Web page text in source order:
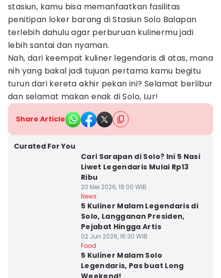
stasiun, kamu bisa memanfaatkan fasilitas
penitipan loker barang di Stasiun Solo Balapan
terlebih dahulu agar perburuan kulinermu jadi
lebih santai dan nyaman.
Nah, dari keempat kuliner legendaris di atas, mana
nih yang bakal jadi tujuan pertama kamu begitu
turun dari kereta akhir pekan ini? Selamat berlibur
dan selamat makan enak di Solo, Lur!
Share Article
Curated For You
Cari Sarapan di Solo? Ini 5 Nasi
Liwet Legendaris Mulai Rp13
Ribu
20 Mei 2026, 18:00 WIB
News
5 Kuliner Malam Legendaris di
Solo, Langganan Presiden,
Pejabat Hingga Artis
02 Jun 2026, 16:30 WIB
Food
5 Kuliner Malam Solo
Legendaris, Pas buat Long
Weekend!